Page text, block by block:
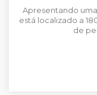
Apresentando
está localizado a
de